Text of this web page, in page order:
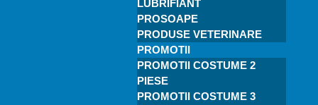
LUBRIFIANT
PROSOAPE
PRODUSE VETERINARE
PROMOTII
PROMOTII COSTUME 2
PIESE
PROMOTII COSTUME 3